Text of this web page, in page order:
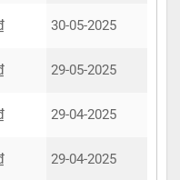
30-05-2025
29-05-2025
29-04-2025
29-04-2025